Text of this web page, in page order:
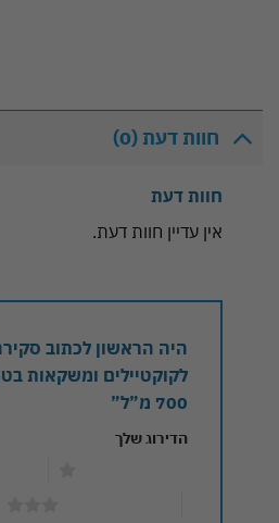
חוות דעת (0)
חוות דעת
אין עדיין חוות דעת.
היה הראשון לכתוב
לקוקטיילים ומשקאות
700 מ”ל”
הדירוג שלך